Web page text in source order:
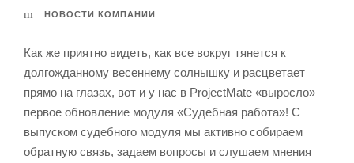
НОВОСТИ КОМПАНИИ
Как же приятно видеть, как все вокруг тянется к
долгожданному весеннему солнышку и расцветает
прямо на глазах, вот и у нас в ProjectMate «выросло»
первое обновление модуля «Судебная работа»! С
выпуском судебного модуля мы активно собираем
обратную связь, задаем вопросы и слушаем мнения